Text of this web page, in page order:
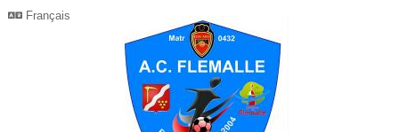
Français